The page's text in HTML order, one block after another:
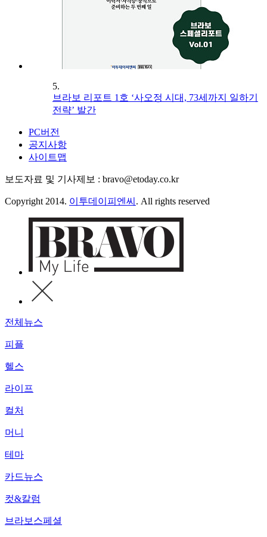
5.
브라보 리포트 1호 ‘사오정 시대, 73세까지 일하기
전략’ 발간
PC버전
공지사항
사이트맵
보도자료 및 기사제보 : bravo@etoday.co.kr
Copyright 2014. 이투데이피엔씨 . All rights reserved
전체뉴스
피플
헬스
라이프
컬처
머니
테마
카드뉴스
컷&칼럼
브라보스페셜